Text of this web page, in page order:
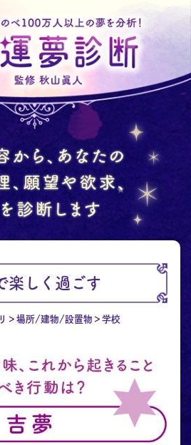
楽しく過ごす
場所/建物/設置物 学校